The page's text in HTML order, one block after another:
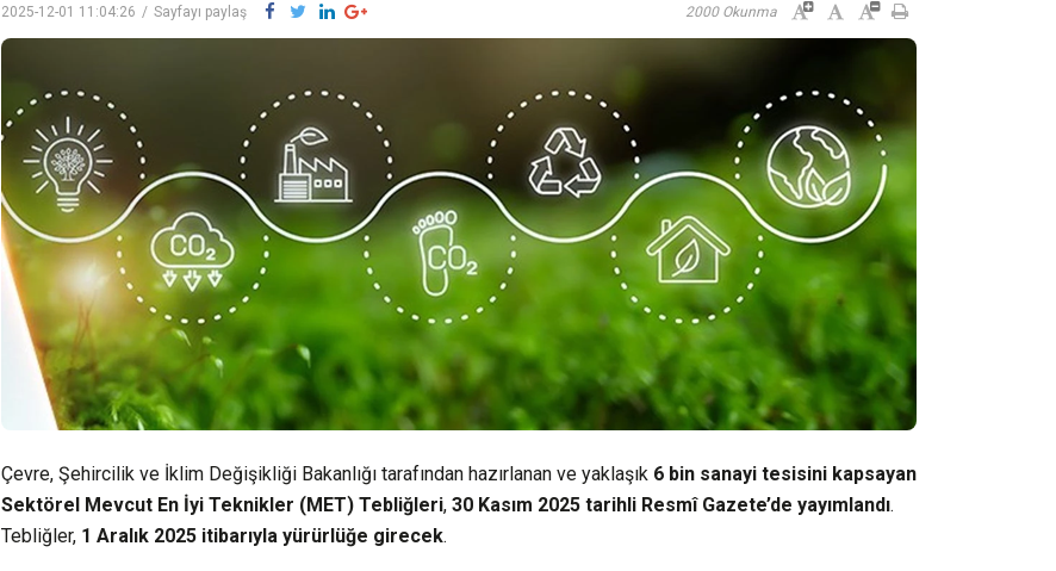
2025-12-01 11:04:26 / Sayfayı paylaş 2000 Okunma
Çevre, Şehircilik ve İklim Değişikliği Bakanlığı tarafından hazırlanan ve yaklaşık 6 bin sanayi tesisini kapsayan
Sektörel Mevcut En İyi Teknikler (MET) Tebliğleri, 30 Kasım 2025 tarihli Resmî Gazete’de yayımlandı.
Tebliğler, 1 Aralık 2025 itibarıyla yürürlüğe girecek.